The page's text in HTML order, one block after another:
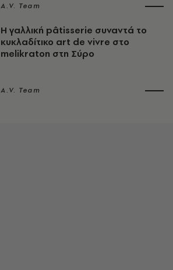
A.V. Team
Η γαλλική pâtisserie συναντά το
κυκλαδίτικο art de vivre στο
melikraton στη Σύρο
A.V. Team